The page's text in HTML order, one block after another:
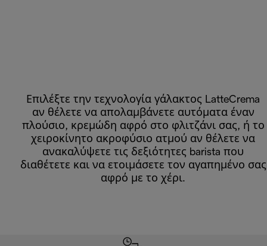
Επιλέξτε την τεχνολογία γάλακτος LatteCrema
αν θέλετε να απολαμβάνετε αυτόματα έναν
πλούσιο, κρεμώδη αφρό στο φλιτζάνι σας, ή το
χειροκίνητο ακροφύσιο ατμού αν θέλετε να
ανακαλύψετε τις δεξιότητες barista που
διαθέτετε και να ετοιμάσετε τον αγαπημένο σας
αφρό με το χέρι.